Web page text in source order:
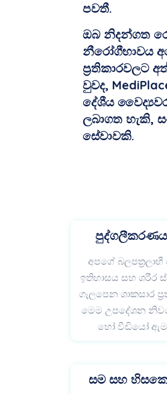
පවතී.
ඔබ නිදන්ගත
නීරෝගීභාවය
ප්‍රතිකාරවලට
වුවද,
දේශීය
ලබාගත හැකි,
සේවාවකි.
අපගේ
ඉතිහාසය සහ ශරීර
ගැලපෙන ශාකසාර
මෙම උපදේශන
හෝ වීඩියෝ
සම සහ